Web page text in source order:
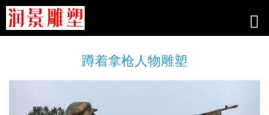
蹲着拿枪人物雕塑